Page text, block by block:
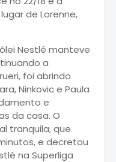
de Lorenne,
Nestlé manteve
a
foi abrindo
Ninkovic e Paula
e
da casa. O
tranquila, que
e decretou
na Superliga